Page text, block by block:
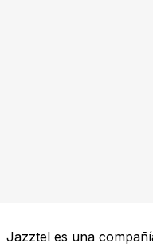
Jazztel es una